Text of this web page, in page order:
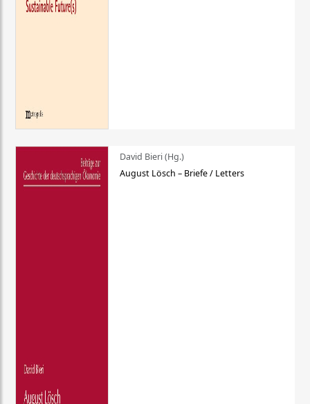
David Bieri (Hg.)
August Lösch – Briefe / Letters